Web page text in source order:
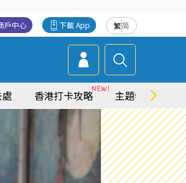
繁简
下載 App
戶中心
香港打卡攻略 主題特集